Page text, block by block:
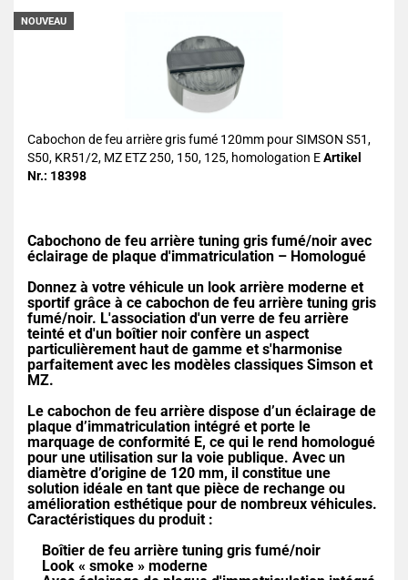
NOUVEAU
Cabochon de feu arrière gris fumé 120mm pour SIMSON S51,
S50, KR51/2, MZ ETZ 250, 150, 125, homologation EArtikel
Nr.: 18398
Cabochono de feu arrière tuning gris fumé/noir avec
éclairage de plaque d'immatriculation – Homologué
Donnez à votre véhicule un look arrière moderne et
sportif grâce à ce cabochon de feu arrière tuning gris
fumé/noir. L'association d'un verre de feu arrière
teinté et d'un boîtier noir confère un aspect
particulièrement haut de gamme et s'harmonise
parfaitement avec les modèles classiques Simson et
MZ.
Le cabochon de feu arrière dispose d’un éclairage de
plaque d’immatriculation intégré et porte le
marquage de conformité E, ce qui le rend homologué
pour une utilisation sur la voie publique. Avec un
diamètre d’origine de 120 mm, il constitue une
solution idéale en tant que pièce de rechange ou
amélioration esthétique pour de nombreux véhicules.
Caractéristiques du produit :
Boîtier de feu arrière tuning gris fumé/noir
Look « smoke » moderne